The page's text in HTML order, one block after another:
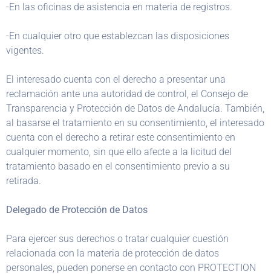
-En las oficinas de asistencia en materia de registros.
-En cualquier otro que establezcan las disposiciones
vigentes.
El interesado cuenta con el derecho a presentar una
reclamación ante una autoridad de control, el Consejo de
Transparencia y Protección de Datos de Andalucía. También,
al basarse el tratamiento en su consentimiento, el interesado
cuenta con el derecho a retirar este consentimiento en
cualquier momento, sin que ello afecte a la licitud del
tratamiento basado en el consentimiento previo a su
retirada.
Delegado de Protección de Datos
Para ejercer sus derechos o tratar cualquier cuestión
relacionada con la materia de protección de datos
personales, pueden ponerse en contacto con PROTECTION